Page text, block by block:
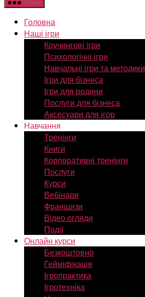
Меню
Головна
Наші ігри
Коучингові ігри
Психологічні ігри
Навчальні ігри та методики
Ігри для бізнеса
Ігри для родини
Послуги для бізнеса
Аксесуари для ігор
Навчання
Тренінги
Книги
Корпоративні тренінги
Послуги
Курси
Вебінари
Франшизи
Відео огляди
Події
Онлайн курси
Безкоштовно
Гейміфікація
Ігропрактика
Ігротехніка